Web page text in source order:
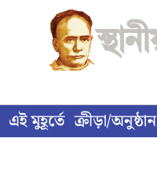
content
এই মুহূর্তে ক্রীড়া/অনুষ্ঠান